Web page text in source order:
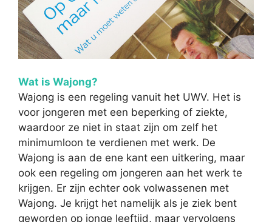
Wat is Wajong?
Wajong is een regeling vanuit het UWV. Het is
voor jongeren met een beperking of ziekte,
waardoor ze niet in staat zijn om zelf het
minimumloon te verdienen met werk. De
Wajong is aan de ene kant een uitkering, maar
ook een regeling om jongeren aan het werk te
krijgen. Er zijn echter ook volwassenen met
Wajong. Je krijgt het namelijk als je ziek bent
geworden op jonge leeftijd, maar vervolgens